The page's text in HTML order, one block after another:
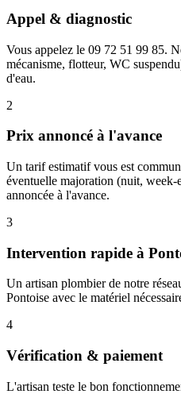
Appel & diagnostic
Vous appelez le 09 72 51 99 85.
mécanisme, flotteur, WC
d'eau.
2
Prix annoncé à l'avance
Un tarif estimatif vous est
éventuelle majoration (nuit, week-
annoncée à l'avance.
3
Intervention rapide à
Un artisan plombier de notre
Pontoise avec le matériel
4
Vérification & paiement
L'artisan teste le bon